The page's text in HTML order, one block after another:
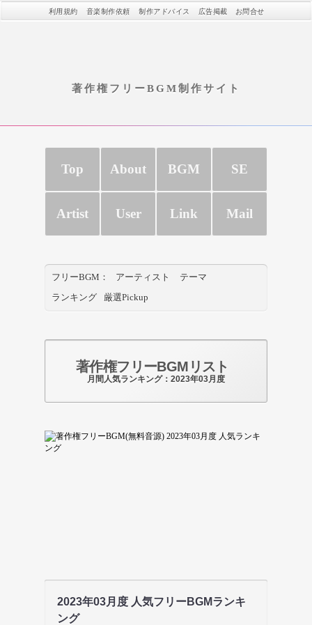
著作権フリーBGM制作サイト
利用規約 音楽制作依頼 制作アドバイス 広告掲載 お問合せ
Top About BGM SE
Artist User Link Mail
フリーBGM： アーティスト テーマ
ランキング 厳選Pickup
著作権フリーBGMリスト
月間人気ランキング：2023年03月度
2023年03月度 人気フリーBGMランキ
ング